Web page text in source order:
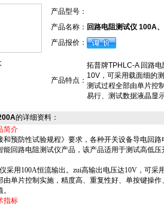
产品型号：
产品名称： 回路电阻测试仪 100A
产品报价：
产品特点：
拓普牌TPHLC-A 回路
10V，可采用载面细的
测试过程全部由单片控
易行、测试数据液晶显
的详细资料：
简介
预防性试验规程》要求，各种开关设备导电回
能回路电阻测试仪产品，该产品适用于测试高低
采用100A恒流输出。zui高输出电压达10V，可采
由单片控制实施，精度高、重复性好、单按键操
指标